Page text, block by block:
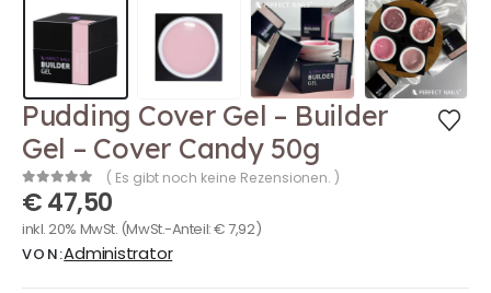
Pudding Cover Gel – Builder
Gel – Cover Candy 50g
0out of 5
( Es gibt noch keine Rezensionen. )
€47,50
inkl. 20% MwSt. (MwSt.-Anteil:€7,92)
VON:Administrator